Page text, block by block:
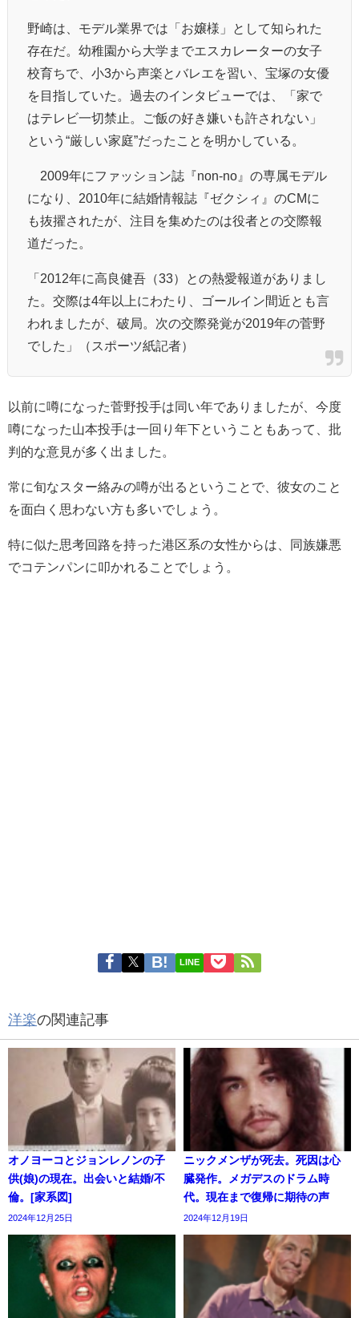
野崎は、モデル業界では「お嬢様」として知られた
存在だ。幼稚園から大学までエスカレーターの女子
校育ちで、小3から声楽とバレエを習い、宝塚の女優
を目指していた。過去のインタビューでは、「家で
はテレビ一切禁止。ご飯の好き嫌いも許されない」
という“厳しい家庭”だったことを明かしている。
2009年にファッション誌『non-no』の専属モデル
になり、2010年に結婚情報誌『ゼクシィ』のCMに
も抜擢されたが、注目を集めたのは役者との交際報
道だった。
「2012年に高良健吾 （33）との熱愛報道がありまし
た。交際は4年以上にわたり、ゴールイン間近とも言
われましたが、破局。次の交際発覚が2019年の菅野
でした」（スポーツ紙記者）
以前に噂になった菅野投手は同い年でありましたが、今度
噂になった山本投手は一回り年下ということもあって、批
判的な意見が多く出ました。
常に旬なスター絡みの噂が出るということで、彼女のこと
を面白く思わない方も多いでしょう。
特に似た思考回路を持った港区系の女性からは、同族嫌悪
でコテンパンに叩かれることでしょう。
LINE
洋楽の関連記事
オノヨーコとジョンレノンの子
供(娘)の現在。出会いと結婚/不
倫。[家系図]
2024年12月25日
ニックメンザが死去。死因は心
臓発作。メガデスのドラム時
代。現在まで復帰に期待の声
2024年12月19日